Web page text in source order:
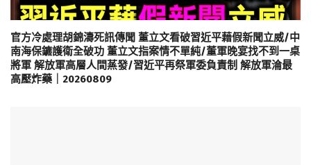
官方冷處理胡錦濤死訊傳聞 董立文看破習近平藉假新聞立威/中
南海保鑣護衛全破功 董立文指案情不單純/董軍晚宴找不到一桌
將軍 解放軍高層人間蒸發/習近平再祭軍委負責制 解放軍淪最
高壓炸藥｜20260809